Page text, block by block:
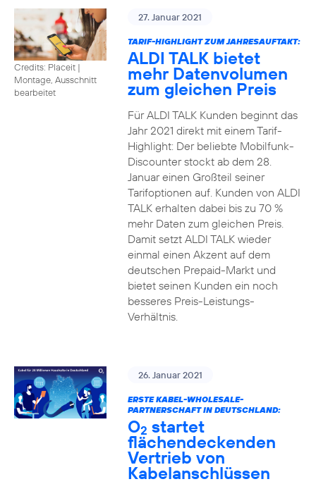
Credits: Placeit |
Montage, Ausschnitt
bearbeitet
27. Januar 2021
TARIF-HIGHLIGHT ZUM JAHRESAUFTAKT:
ALDI TALK bietet
mehr Datenvolumen
zum gleichen Preis
Für ALDI TALK Kunden beginnt das
Jahr 2021 direkt mit einem Tarif-
Highlight: Der beliebte Mobilfunk-
Discounter stockt ab dem 28.
Januar einen Großteil seiner
Tarifoptionen auf. Kunden von ALDI
TALK erhalten dabei bis zu 70 %
mehr Daten zum gleichen Preis.
Damit setzt ALDI TALK wieder
einmal einen Akzent auf dem
deutschen Prepaid-Markt und
bietet seinen Kunden ein noch
besseres Preis-Leistungs-
Verhältnis.
26. Januar 2021
ERSTE KABEL-WHOLESALE-
PARTNERSCHAFT IN DEUTSCHLAND:
O2 startet
flächendeckenden
Vertrieb von
Kabelanschlüssen